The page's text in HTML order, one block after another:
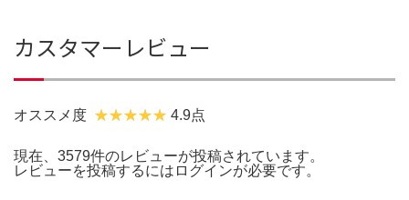
カスタマーレビュー
オススメ度 4.9点
現在、3579件のレビューが投稿されています。
レビューを投稿するには ログインが必要です。